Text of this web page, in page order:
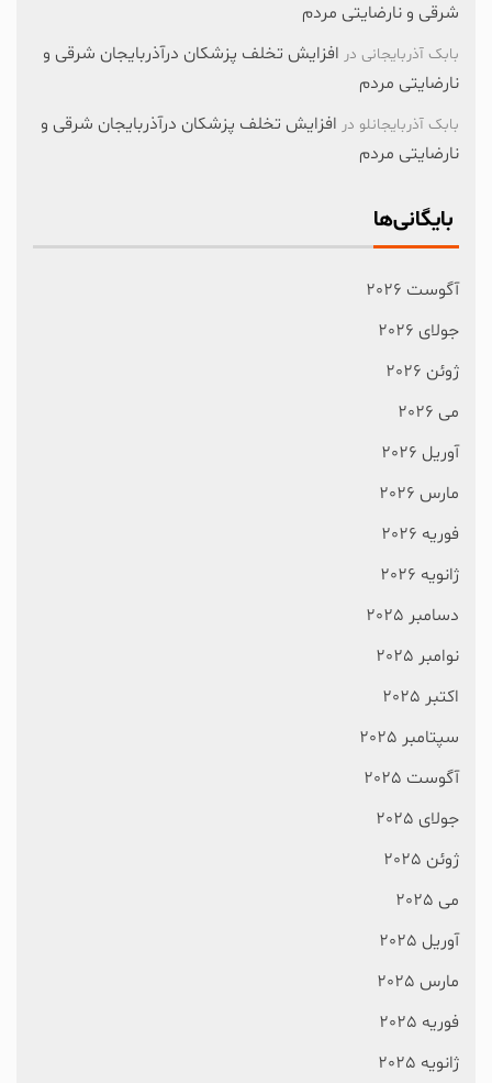
شرقی و نارضایتی مردم
بابک آذربایجانی در افزایش تخلف پزشکان درآذربایجان شرقی و
نارضایتی مردم
بابک آذربایجانلو در افزایش تخلف پزشکان درآذربایجان شرقی و
نارضایتی مردم
بایگانی‌ها
آگوست 2026
جولای 2026
ژوئن 2026
می 2026
آوریل 2026
مارس 2026
فوریه 2026
ژانویه 2026
دسامبر 2025
نوامبر 2025
اکتبر 2025
سپتامبر 2025
آگوست 2025
جولای 2025
ژوئن 2025
می 2025
آوریل 2025
مارس 2025
فوریه 2025
ژانویه 2025